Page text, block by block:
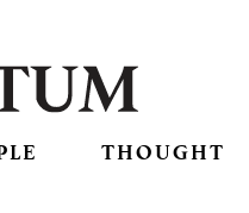
THOUGHT